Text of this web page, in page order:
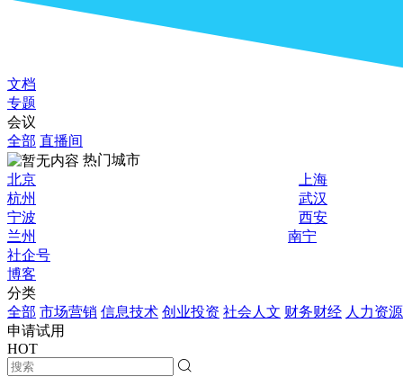
文档
专题
会议
全部 直播间
热门城市
北京
上海
杭州
武汉
宁波
西安
兰州
南宁
社企号
博客
分类
全部 市场营销 信息技术 创业投资 社会人文 财务财经 人力资源
申请试用
HOT